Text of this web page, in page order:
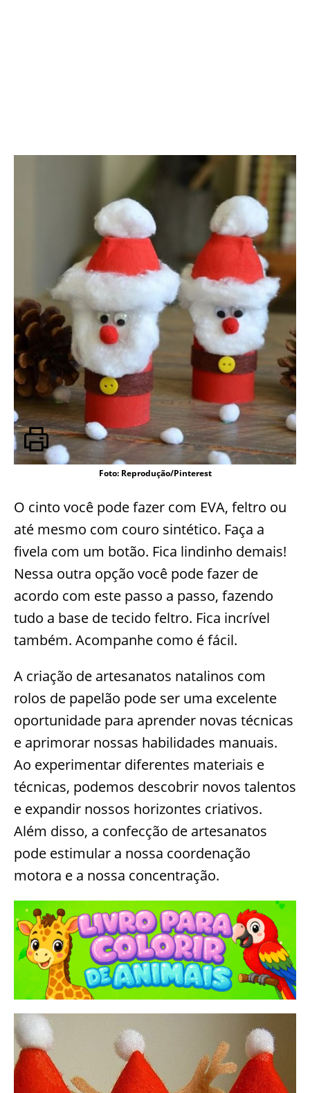
Foto: Reprodução/Pinterest
O cinto você pode fazer com EVA, feltro ou
até mesmo com couro sintético. Faça a
fivela com um botão. Fica lindinho demais!
Nessa outra opção você pode fazer de
acordo com este passo a passo, fazendo
tudo a base de tecido feltro. Fica incrível
também. Acompanhe como é fácil.
A criação de artesanatos natalinos com
rolos de papelão pode ser uma excelente
oportunidade para aprender novas técnicas
e aprimorar nossas habilidades manuais.
Ao experimentar diferentes materiais e
técnicas, podemos descobrir novos talentos
e expandir nossos horizontes criativos.
Além disso, a confecção de artesanatos
pode estimular a nossa coordenação
motora e a nossa concentração.